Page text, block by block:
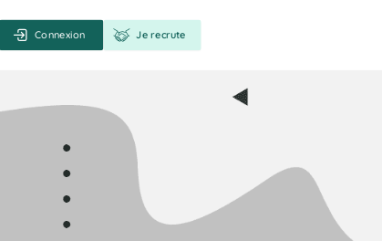
Connexion Je recrute